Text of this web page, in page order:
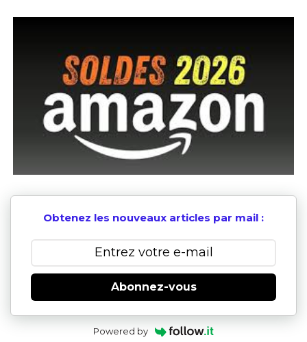
Obtenez les nouveaux articles par mail :
Abonnez-vous
Powered by